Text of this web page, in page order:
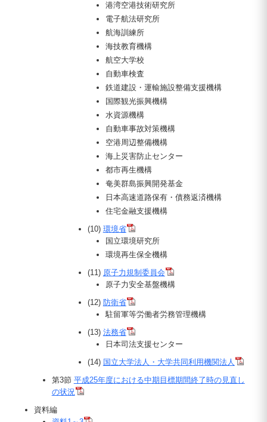
港湾空港技術研究所
電子航法研究所
航海訓練所
海技教育機構
航空大学校
自動車検査
鉄道建設・運輸施設整備支援機構
国際観光振興機構
水資源機構
自動車事故対策機構
空港周辺整備機構
海上災害防止センター
都市再生機構
奄美群島振興開発基金
日本高速道路保有・債務返済機構
住宅金融支援機構
(10) 環境省
国立環境研究所
環境再生保全機構
(11) 原子力規制委員会
原子力安全基盤機構
(12) 防衛省
駐留軍等労働者労務管理機構
(13) 法務省
日本司法支援センター
(14) 国立大学法人・大学共同利用機関法人
第3節 平成25年度における中期目標期間終了時の見直し
の状況
資料編